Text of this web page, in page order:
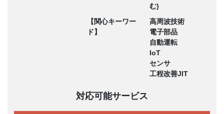
む)
【関心キーワー
ド】
高周波技術
電子部品
自動運転
IoT
センサ
工程改善JIT
対応可能サービス